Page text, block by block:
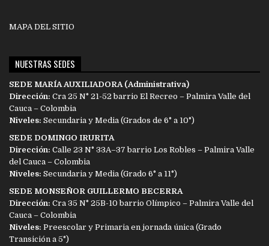
MAPA DEL SITIO
NUESTRAS SEDES
SEDE MARÍA AUXILIADORA (Administrativa)
Dirección: Cra 25 N° 21-52 barrio El Recreo – Palmira Valle del
Cauca – Colombia
Niveles: Secundaria y Media (Grados de 6° a 10°)
SEDE DOMINGO IRURITA
Dirección: Calle 23 N° 33A–37 barrio Los Robles – Palmira Valle
del Cauca – Colombia
Niveles: Secundaria y Media (Grado 6° a 11°)
SEDE MONSEÑOR GUILLERMO BECERRA
Dirección: Cra 35 N° 25B-10 barrio Olímpico – Palmira Valle del
Cauca – Colombia
Niveles: Preescolar y Primaria en jornada única (Grado
Transición a 5°)